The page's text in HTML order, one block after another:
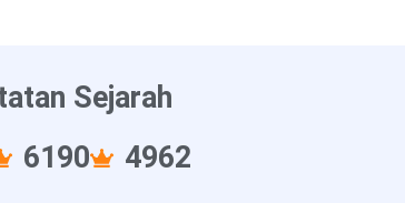
Sejarah
6190 4962